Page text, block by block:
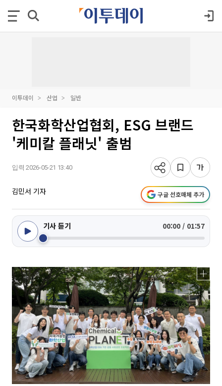
이투데이 산업 일반
한국화학산업협회, ESG 브랜드
'케미칼 플래닛' 출범
입력 2026-05-21 13:40
김민서 기자 구글 선호매체 추가
기사 듣기 00:00 / 01:57